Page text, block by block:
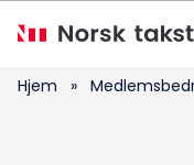
hovedinnhold
Hjem »